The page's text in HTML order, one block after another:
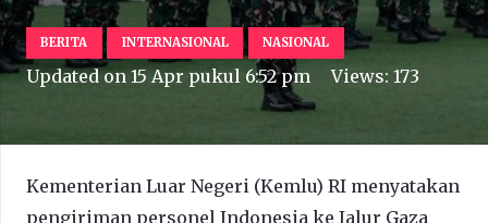
BERITA INTERNASIONAL NASIONAL
Updated on 15 Apr pukul 6:52 pm Views:173
Kementerian Luar Negeri (Kemlu) RI menyatakan
pengiriman personel Indonesia ke Jalur Gaza